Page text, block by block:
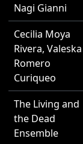
Nagi Gianni
Cecilia Moya
Rivera, Valeska
Romero
Curiqueo
The Living and
the Dead
Ensemble